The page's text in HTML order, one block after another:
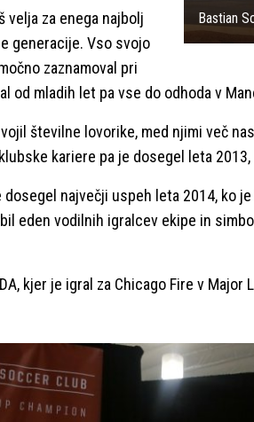
Bastian
velja za enega najbolj
generacije. Vso svojo
zaznamoval pri
od mladih let pa vse do odhoda v
številne lovorike, med njimi več
kariere pa je dosegel leta
največji uspeh leta 2014, ko
eden vodilnih igralcev ekipe in
kjer je igral za Chicago Fire v